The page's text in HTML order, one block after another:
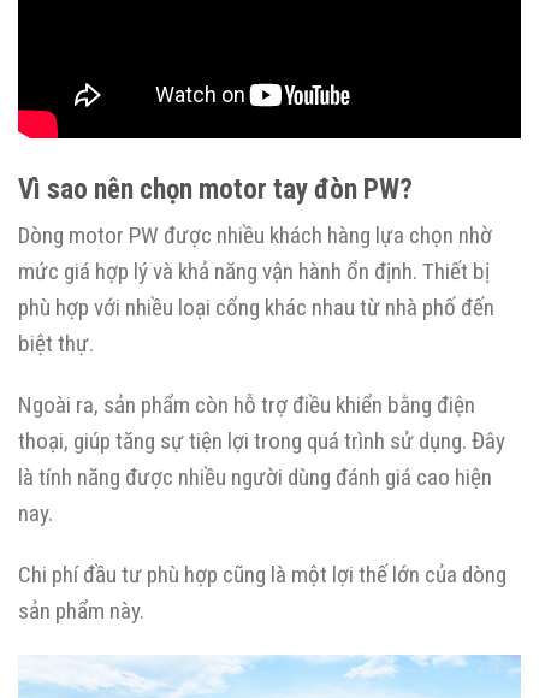
Vì sao nên chọn motor tay đòn PW?
Dòng motor PW được nhiều khách hàng lựa chọn nhờ
mức giá hợp lý và khả năng vận hành ổn định. Thiết bị
phù hợp với nhiều loại cổng khác nhau từ nhà phố đến
biệt thự.
Ngoài ra, sản phẩm còn hỗ trợ điều khiển bằng điện
thoại, giúp tăng sự tiện lợi trong quá trình sử dụng. Đây
là tính năng được nhiều người dùng đánh giá cao hiện
nay.
Chi phí đầu tư phù hợp cũng là một lợi thế lớn của dòng
sản phẩm này.